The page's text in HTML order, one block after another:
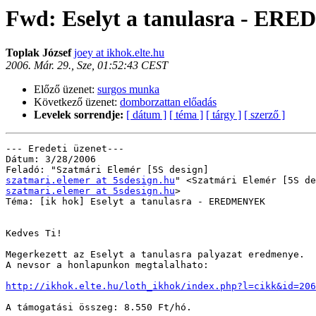
Fwd: Eselyt a tanulasra -
Toplak Józsefjoey at ikhok.elte.hu
2006. Már. 29., Sze, 01:52:43 CEST
Előző üzenet: surgos munka
Következő üzenet: domborzattan előadás
Levelek sorrendje: [ dátum ] [ téma ] [ tárgy ] [ szerző ]
--- Eredeti üzenet---
Dátum: 3/28/2006
szatmari.elemer at 5sdesign.hu
szatmari.elemer at 5sdesign.hu>
Téma: [ik hok] Eselyt a tanulasra - EREDMENYEK
Kedves Ti!
Megerkezett az Eselyt a tanulasra palyazat eredmenye.
A nevsor a honlapunkon megtalalhato:
http://ikhok.elte.hu/loth_ikhok/index.php?l=cikk&id=206
A támogatási összeg: 8.550 Ft/hó.